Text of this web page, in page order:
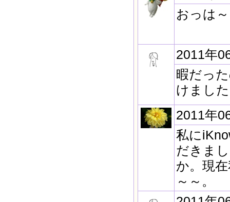
おっは
2011年
暇だっ
けまし
2011年
私に
だきま
か。現
～～。